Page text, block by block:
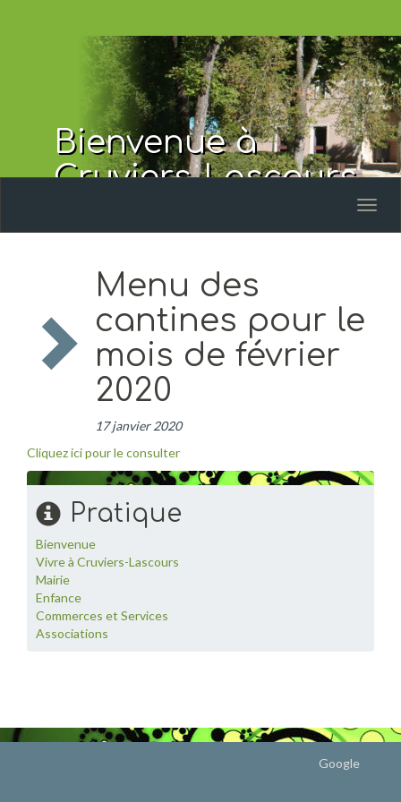
Bienvenue à
Cruviers-Lascours
Menu des
cantines pour le
mois de février
2020
17 janvier 2020
Cliquez ici pour le consulter
Pratique
Bienvenue
Vivre à Cruviers-Lascours
Mairie
Enfance
Commerces et Services
Associations
Google